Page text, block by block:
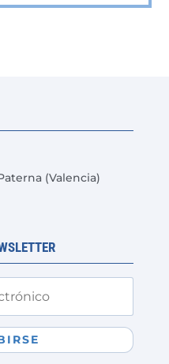
(Valencia)